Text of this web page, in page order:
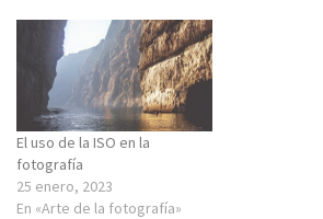
El uso de la ISO en la
fotografía
25 enero, 2023
En «Arte de la fotografía»